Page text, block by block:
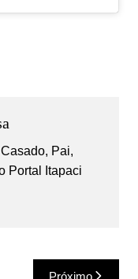
Pai,
Portal Itapaci
Próximo